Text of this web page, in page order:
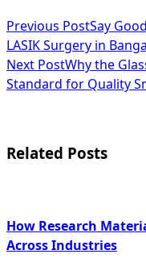
<span
class="nav-
subtitle
reader-
Previous PostSay
LASIK Surgery in
Next PostWhy the
Standard for Quality
Related Posts
How Research
Across Industries